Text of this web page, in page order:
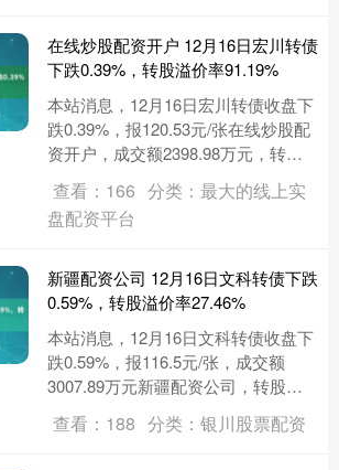
在线炒股配资开户 12月16日宏川转债
下跌0.39%，转股溢价率91.19%
本站消息，12月16日宏川转债收盘下
跌0.39%，报120.53元/张在线炒股配
资开户，成交额2398.98万元，转股
溢价率91.19%。 资料显示，宏川转
债信....
查看：166 分类：最大的线上实
盘配资平台
新疆配资公司 12月16日文科转债下跌
0.59%，转股溢价率27.46%
本站消息，12月16日文科转债收盘下
跌0.59%，报116.5元/张，成交额
3007.89万元新疆配资公司，转股溢
价率27.46%。 资料显示，文科转债
信用级别....
查看：188 分类：银川股票配资